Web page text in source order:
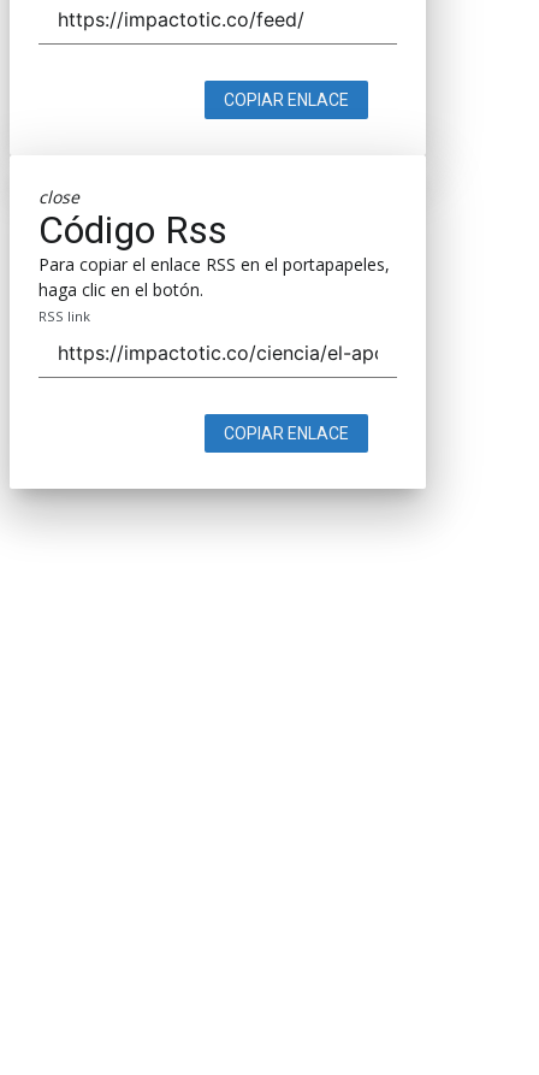
COPIAR ENLACE
close
Código Rss
Para copiar el enlace RSS en el portapapeles,
haga clic en el botón.
RSS link
COPIAR ENLACE